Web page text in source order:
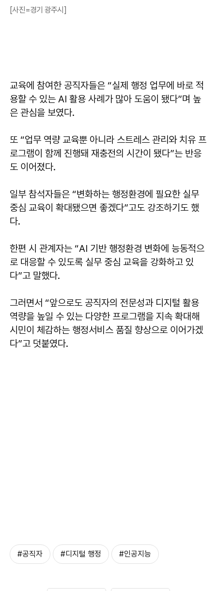
[사진=경기 광주시]
교육에 참여한 공직자들은 “실제 행정 업무에 바로 적
용할 수 있는 AI 활용 사례가 많아 도움이 됐다”며 높
은 관심을 보였다.
또 “업무 역량 교육뿐 아니라 스트레스 관리와 치유 프
로그램이 함께 진행돼 재충전의 시간이 됐다”는 반응
도 이어졌다.
일부 참석자들은 “변화하는 행정환경에 필요한 실무
중심 교육이 확대됐으면 좋겠다”고도 강조하기도 했
다.
한편 시 관계자는 “AI 기반 행정환경 변화에 능동적으
로 대응할 수 있도록 실무 중심 교육을 강화하고 있
다”고 말했다.
그러면서 “앞으로도 공직자의 전문성과 디지털 활용
역량을 높일 수 있는 다양한 프로그램을 지속 확대해
시민이 체감하는 행정서비스 품질 향상으로 이어가겠
다”고 덧붙였다.
#공직자 #디지털 행정 #인공지능